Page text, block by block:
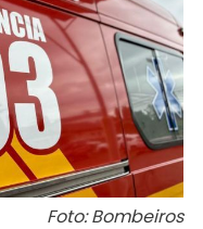
Foto: Bombeiros